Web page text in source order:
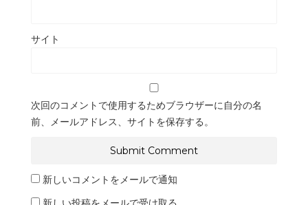
サイト
次回のコメントで使用するためブラウザーに自分の名
前、メールアドレス、サイトを保存する。
新しいコメントをメールで通知